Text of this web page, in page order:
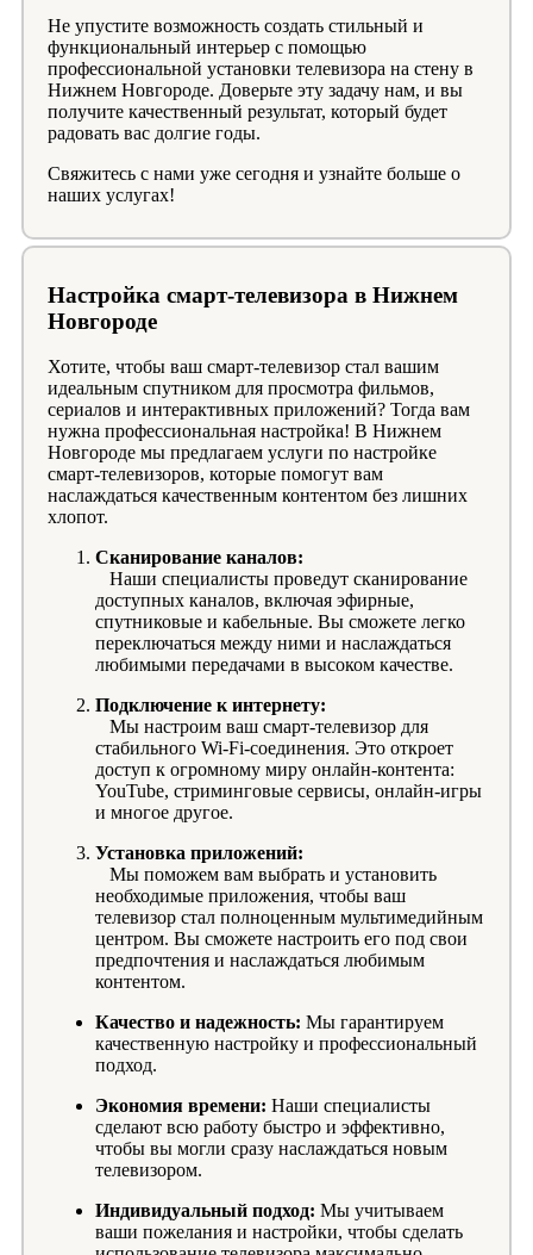
Не упустите возможность создать стильный и
функциональный интерьер с помощью
профессиональной установки телевизора на стену в
Нижнем Новгороде. Доверьте эту задачу нам, и вы
получите качественный результат, который будет
радовать вас долгие годы.
Свяжитесь с нами уже сегодня и узнайте больше о
наших услугах!
Настройка смарт-телевизора в Нижнем
Новгороде
Хотите, чтобы ваш смарт-телевизор стал вашим
идеальным спутником для просмотра фильмов,
сериалов и интерактивных приложений? Тогда вам
нужна профессиональная настройка! В Нижнем
Новгороде мы предлагаем услуги по настройке
смарт-телевизоров, которые помогут вам
наслаждаться качественным контентом без лишних
хлопот.
Сканирование каналов:
Наши специалисты проведут сканирование
доступных каналов, включая эфирные,
спутниковые и кабельные. Вы сможете легко
переключаться между ними и наслаждаться
любимыми передачами в высоком качестве.
Подключение к интернету:
Мы настроим ваш смарт-телевизор для
стабильного Wi-Fi-соединения. Это откроет
доступ к огромному миру онлайн-контента:
YouTube, стриминговые сервисы, онлайн-игры
и многое другое.
Установка приложений:
Мы поможем вам выбрать и установить
необходимые приложения, чтобы ваш
телевизор стал полноценным мультимедийным
центром. Вы сможете настроить его под свои
предпочтения и наслаждаться любимым
контентом.
Качество и надежность: Мы гарантируем
качественную настройку и профессиональный
подход.
Экономия времени: Наши специалисты
сделают всю работу быстро и эффективно,
чтобы вы могли сразу наслаждаться новым
телевизором.
Индивидуальный подход: Мы учитываем
ваши пожелания и настройки, чтобы сделать